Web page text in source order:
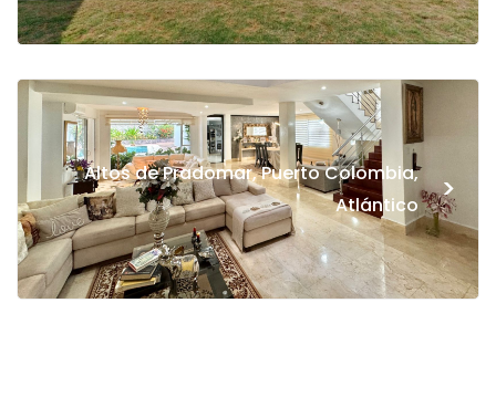
Altos de Pradomar, Puerto Colombia,
Atlántico
>